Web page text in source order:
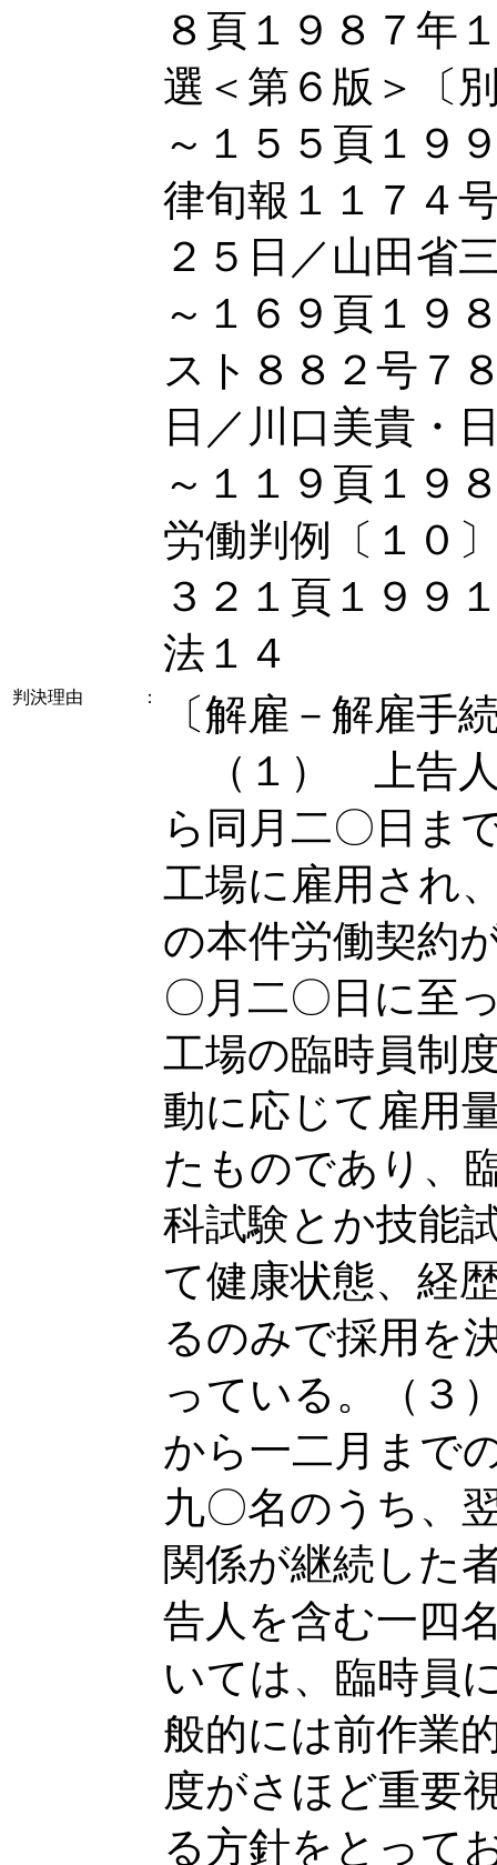
８頁１９８７年
選＜第６版＞〔
～１５５頁１９
律旬報１１７４
２５日／山田省
～１６９頁１９
スト８８２号７
日／川口美貴・
～１１９頁１９
労働判例〔１０
３２１頁１９９
法１４
判決理由 ：
〔解雇－解雇手
（１） 上告人
ら同月二〇日ま
工場に雇用され
の本件労働契約
〇月二〇日に至
工場の臨時員制
動に応じて雇用
たものであり、
科試験とか技能
て健康状態、経
るのみで採用を
っている。（３
から一二月まで
九〇名のうち、
関係が継続した
告人を含む一四
いては、臨時員
般的には前作業
度がさほど重要
る方針をとって